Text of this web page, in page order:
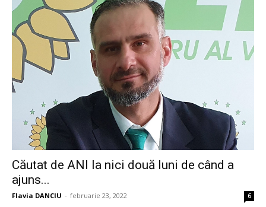
Căutat de ANI la nici două luni de când a
ajuns...
Flavia DANCIU - februarie 23, 2022 6